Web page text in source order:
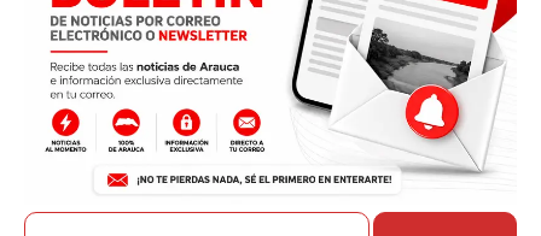
Recibe noticias en tú correo